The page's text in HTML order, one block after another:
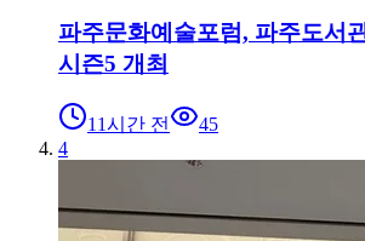
파주문화예술포럼, 파주도서
시즌5 개최
11시간 전
45
4